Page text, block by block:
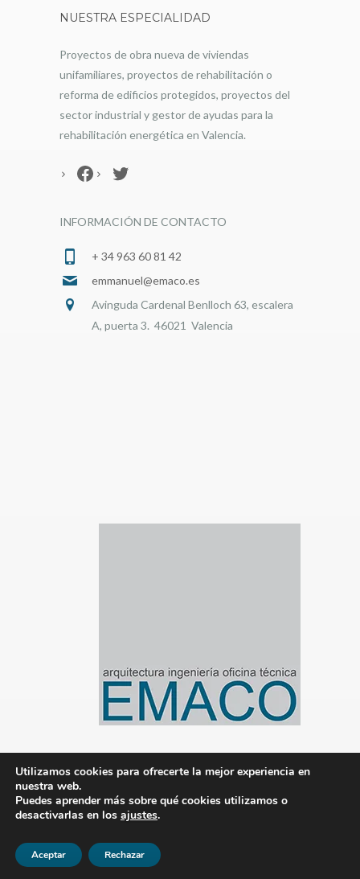
NUESTRA ESPECIALIDAD
Proyectos de obra nueva de viviendas
unifamiliares, proyectos de rehabilitación o
reforma de edificios protegidos, proyectos del
sector industrial y gestor de ayudas para la
rehabilitación energética en Valencia.
Facebook
Twitter
INFORMACIÓN DE CONTACTO
+ 34 963 60 81 42
emmanuel@emaco.es
Avinguda Cardenal Benlloch 63, escalera
A, puerta 3. 46021 Valencia
© 2020-2024 Emaco Gestión de Proyectos S.L.
|Aviso legal|Política de privacidad
Utilizamos cookies para ofrecerte la mejor experiencia en
nuestra web.
Puedes aprender más sobre qué cookies utilizamos o
desactivarlas en los ajustes.
Aceptar Rechazar